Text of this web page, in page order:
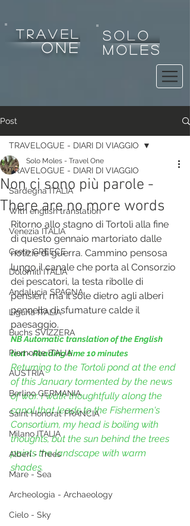
tRAVEL
one
SOLO
MOLES
Post
TRAVELOGUE - DIARI DI VIAGGIO
Sardegna ITALIA
With english translation
Venezia ITALIA
Crete GREECE
Dolomiti ITALIA
Andalucia SPAGNA
Liguria ITALIA
Buchs SVIZZERA
Piemonte ITALIA
AUSTRIA
Berlino GERMANIA
Saint Honorat FRANCIA
Milano ITALIA
Alberi - Trees
Mare - Sea
Archeologia - Archaeology
Cielo - Sky
TRAVELOGUE - DIARI DI VIAGGIO
Non ci sono più parole -
There are no more words
Solo Moles - Travel One
Ritorno allo stagno di Tortolì alla fine
di questo gennaio martoriato dalle
notizie di guerra. Cammino pensosa
lungo il canale che porta al Consorzio
dei pescatori, la testa ribolle di
pensieri, ma il sole dietro agli alberi
pennella di sfumature calde il
paesaggio.
NB Automatic translation of the English
text - Reading time 10 minutes
Returning to the Tortolì pond at the end
of this January tormented by the news
of war. I walk thoughtfully along the
canal that leads to the Fishermen's
Consortium, my head is boiling with
thoughts, but the sun behind the trees
paints the landscape with warm
shades.